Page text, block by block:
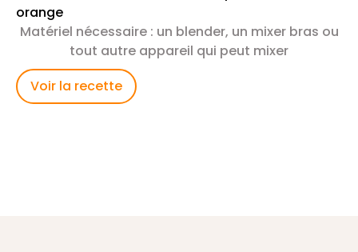
orange
Matériel nécessaire : un blender, un mixer bras ou
tout autre appareil qui peut mixer
Voir la recette